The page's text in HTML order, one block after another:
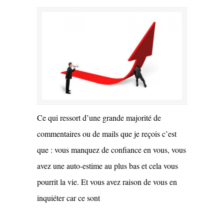
Ce qui ressort d’une grande majorité de
commentaires ou de mails que je reçois c’est
que : vous manquez de confiance en vous, vous
avez une auto-estime au plus bas et cela vous
pourrit la vie. Et vous avez raison de vous en
inquiéter car ce sont